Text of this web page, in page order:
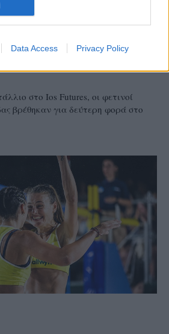
Data Access Privacy Policy
στο Ios Futures, οι φετινοί
βρέθηκαν για δεύτερη φορά στο